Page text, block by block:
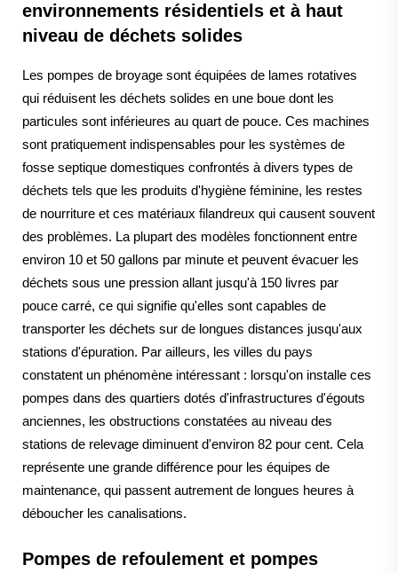
environnements résidentiels et à haut
niveau de déchets solides
Les pompes de broyage sont équipées de lames rotatives
qui réduisent les déchets solides en une boue dont les
particules sont inférieures au quart de pouce. Ces machines
sont pratiquement indispensables pour les systèmes de
fosse septique domestiques confrontés à divers types de
déchets tels que les produits d'hygiène féminine, les restes
de nourriture et ces matériaux filandreux qui causent souvent
des problèmes. La plupart des modèles fonctionnent entre
environ 10 et 50 gallons par minute et peuvent évacuer les
déchets sous une pression allant jusqu'à 150 livres par
pouce carré, ce qui signifie qu'elles sont capables de
transporter les déchets sur de longues distances jusqu'aux
stations d'épuration. Par ailleurs, les villes du pays
constatent un phénomène intéressant : lorsqu'on installe ces
pompes dans des quartiers dotés d'infrastructures d'égouts
anciennes, les obstructions constatées au niveau des
stations de relevage diminuent d'environ 82 pour cent. Cela
représente une grande différence pour les équipes de
maintenance, qui passent autrement de longues heures à
déboucher les canalisations.
Pompes de refoulement et pompes